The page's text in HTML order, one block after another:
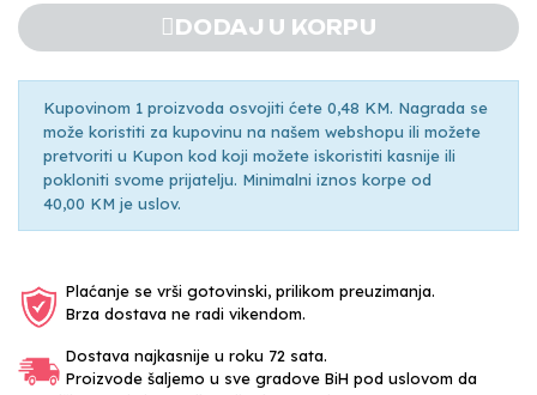
DODAJ U KORPU
Kupovinom 1 proizvoda osvojiti ćete 0,48 KM. Nagrada se
može koristiti za kupovinu na našem webshopu ili možete
pretvoriti u Kupon kod koji možete iskoristiti kasnije ili
pokloniti svome prijatelju. Minimalni iznos korpe od
40,00 KM je uslov.
Plaćanje se vrši gotovinski, prilikom preuzimanja.
Brza dostava ne radi vikendom.
Dostava najkasnije u roku 72 sata.
Proizvode šaljemo u sve gradove BiH pod uslovom da